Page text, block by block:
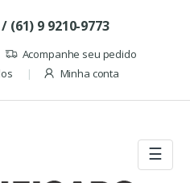
(61) 9 9210-9773
Acompanhe seu pedido
Minha conta
☰